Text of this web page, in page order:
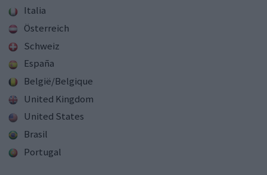
Italia
Österreich
Schweiz
España
België/Belgique
United Kingdom
United States
Brasil
Portugal